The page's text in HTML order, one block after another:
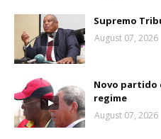
Supremo
August 07, 2026
Novo partido
regime
August 07, 2026